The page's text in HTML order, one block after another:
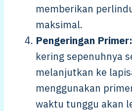
memberikan
maksimal.
Pengeringan Primer:
kering sepenuhnya
melanjutkan ke
menggunakan
waktu tunggu akan